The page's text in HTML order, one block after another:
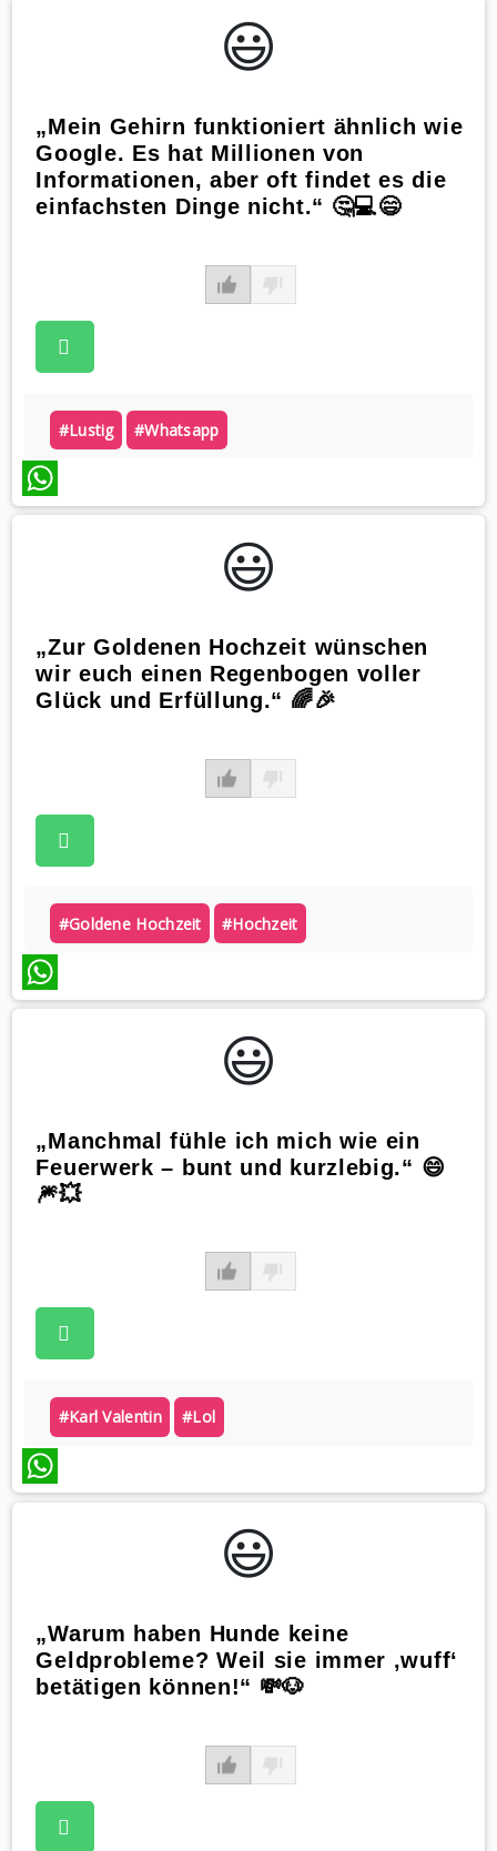
😃️
„Mein Gehirn funktioniert ähnlich wie
Google. Es hat Millionen von
Informationen, aber oft findet es die
einfachsten Dinge nicht.“ 🤔💻😄
#lustig #whatsapp
WhatsApp
😃️
„Zur Goldenen Hochzeit wünschen
wir euch einen Regenbogen voller
Glück und Erfüllung.“ 🌈🎉
#goldene Hochzeit #hochzeit
WhatsApp
😃️
„Manchmal fühle ich mich wie ein
Feuerwerk – bunt und kurzlebig.“ 😄
🎆💥
#karl Valentin #lol
WhatsApp
😃️
„Warum haben Hunde keine
Geldprobleme? Weil sie immer ‚wuff‘
betätigen können!“ 💸🐶